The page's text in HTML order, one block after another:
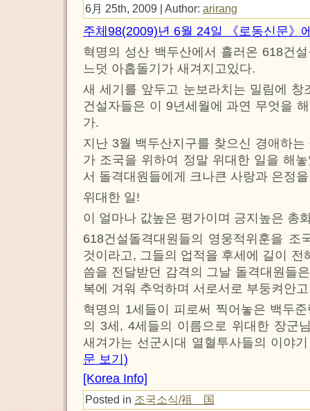
6月 25th, 2009 | Author: arirang
주체98(2009)년 6월 24일 《로동신문》
혁명의 성산 백두산에서 흘러온 618건
느덧 아홉돌기가 새겨지고있다.
새 세기를 앞두고 눈보라치는 밀림에
건설자들은 이 9년세월에 과연 무엇을
가.
지난 3월 백두산지구를 찾으신 경애하
가 조국을 위하여 정말 위대한 일을 해
서 돌격대원들에게 크나큰 사랑과 은정
위대한 일!
이 얼마나 값높은 평가이며 긍지높은 총
618건설돌격대원들의 영웅적위훈을 조
것이라고, 그들의 업적을 후세에 길이
씀을 전달받던 감격의 그날 돌격대원들
복에 겨워 추억하며 서로서로 부둥켜안
혁명의 1세들이 피로써 찍어놓은 백두
의 3세, 4세들의 이름으로 위대한 장군
새겨가는 선군시대 열혈투사들의 이야
문 보기)
[Korea Info]
Posted in 조국소식/祖 国